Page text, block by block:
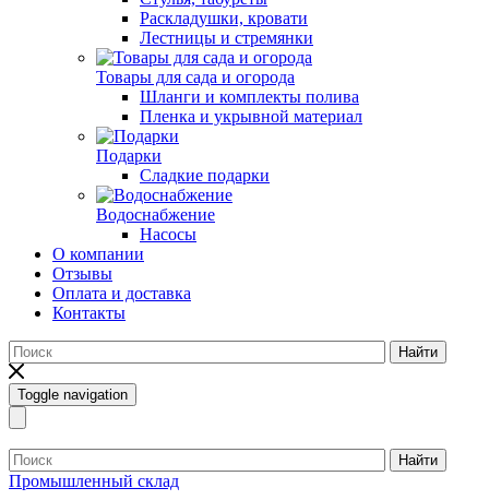
Раскладушки, кровати
Лестницы и стремянки
Товары для сада и огорода
Шланги и комплекты полива
Пленка и укрывной материал
Подарки
Cладкие подарки
Водоснабжение
Насосы
О компании
Отзывы
Оплата и доставка
Контакты
Найти
Toggle navigation
Найти
Промышленный склад